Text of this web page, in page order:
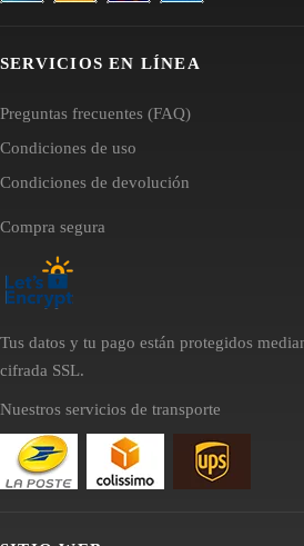
SERVICIOS EN LÍNEA
Preguntas frecuentes (FAQ)
Condiciones de uso
Condiciones de devolución
Compra segura
Tus datos y tu pago están protegidos
cifrada SSL.
Nuestros servicios de transporte